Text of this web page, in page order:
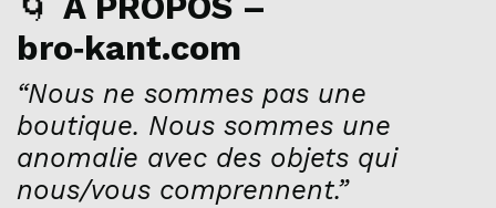
bro‑kant.com
“Nous ne sommes pas une
boutique. Nous sommes une
anomalie avec des objets qui
nous/vous comprennent.”